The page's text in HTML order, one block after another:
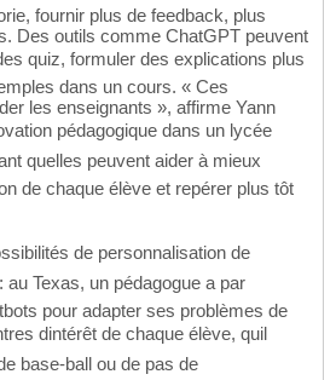
fournir plus de feedback, plus
Des outils comme ChatGPT peuvent
quiz, formuler des explications plus
dans un cours. « Ces
les enseignants », affirme Yann
pédagogique dans un lycée
quelles peuvent aider à mieux
de chaque élève et repérer plus tôt
de personnalisation de
au Texas, un pédagogue a par
pour adapter ses problèmes de
dintérêt de chaque élève, quil
base-ball ou de pas de